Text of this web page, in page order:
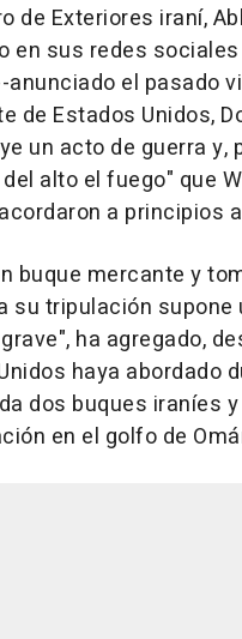
de Exteriores iraní,
en sus redes
anunciado el pasado
de Estados Unidos,
un acto de guerra y,
alto el fuego" que
a principios
buque mercante y
su tripulación supone
ha agregado,
haya abordado
dos buques iraníes
en el golfo de